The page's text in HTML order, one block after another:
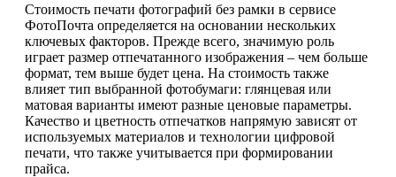
Стоимость печати фотографий без рамки в сервисе
ФотоПочта определяется на основании нескольких
ключевых факторов. Прежде всего, значимую роль
играет размер отпечатанного изображения – чем больше
формат, тем выше будет цена. На стоимость также
влияет тип выбранной фотобумаги: глянцевая или
матовая варианты имеют разные ценовые параметры.
Качество и цветность отпечатков напрямую зависят от
используемых материалов и технологии цифровой
печати, что также учитывается при формировании
прайса.